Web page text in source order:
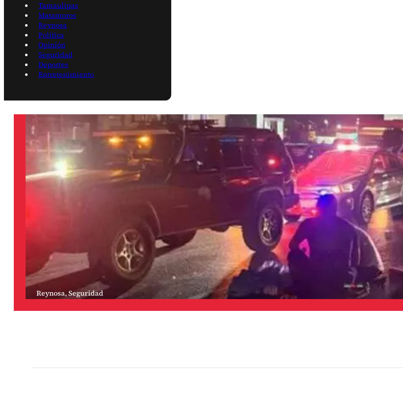
Tamaulipas
Matamoros
Reynosa
Política
Opinión
Seguridad
Deportes
Entretenimiento
Reynosa,Seguridad